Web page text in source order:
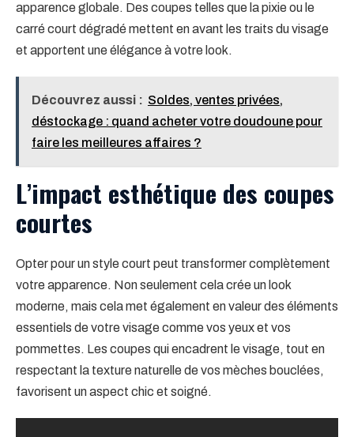
apparence globale. Des coupes telles que la pixie ou le
carré court dégradé mettent en avant les traits du visage
et apportent une élégance à votre look.
Découvrez aussi : Soldes, ventes privées,
déstockage : quand acheter votre doudoune pour
faire les meilleures affaires ?
L’impact esthétique des coupes
courtes
Opter pour un style court peut transformer complètement
votre apparence. Non seulement cela crée un look
moderne, mais cela met également en valeur des éléments
essentiels de votre visage comme vos yeux et vos
pommettes. Les coupes qui encadrent le visage, tout en
respectant la texture naturelle de vos mèches bouclées,
favorisent un aspect chic et soigné.